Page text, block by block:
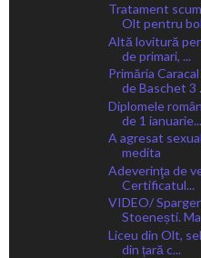
Tratament
Olt pentru
Altă lovitură
de primari, ...
Primăria
de Baschet 3
Diplomele
de 1 ianuarie...
A agresat
medita
Adeverinţa de
Certificatul...
VIDEO/
Stoenești.
Liceu din Olt,
din țară c...